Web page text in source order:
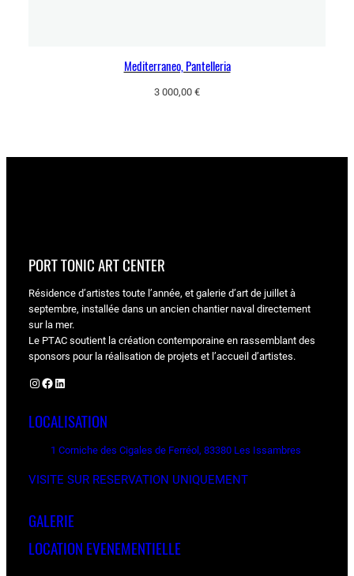
Mediterraneo, Pantelleria
3 000,00 €
PORT TONIC ART CENTER
Résidence d’artistes toute l’année, et galerie d’art de juillet à
septembre, installée dans un ancien chantier naval directement
sur la mer.
Le PTAC soutient la création contemporaine en rassemblant des
sponsors pour la réalisation de projets et l’accueil d’artistes.
Instagram Facebook LinkedIn
LOCALISATION
1 Corniche des Cigales de Ferréol, 83380 Les Issambres
VISITE SUR RESERVATION UNIQUEMENT
GALERIE
LOCATION EVENEMENTIELLE